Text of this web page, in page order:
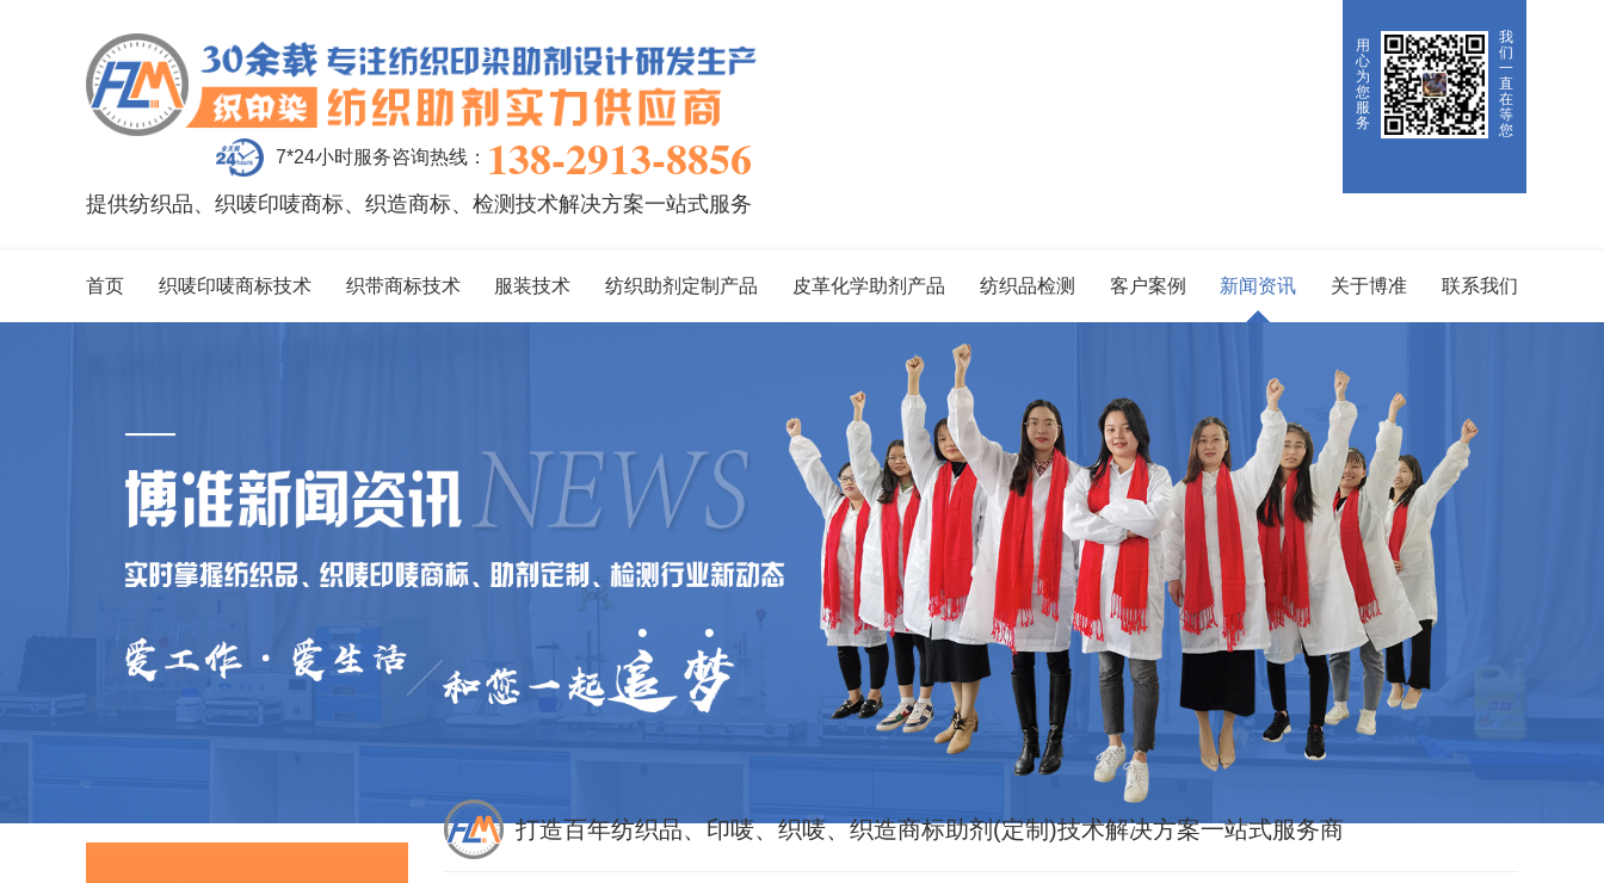
用
心
为
您
服
务
我
们
一
直
在
等
您
7*24小时服务咨询热线： 138-2913-8856
提供纺织品、织唛印唛商标、织造商标、检测技术解决方案一站式服务
首页 织唛印唛商标技术 织带商标技术 服装技术 纺织助剂定制产品 皮革化学助剂产品 纺织品检测 客户案例 新闻资讯 关于博准 联系我们
打造百年纺织品、印唛、织唛、织造商标助剂(定制)技术解决方案一站式服务商